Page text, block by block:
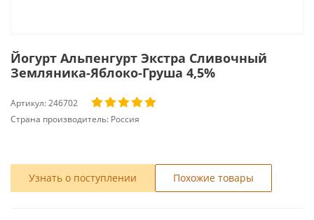
Йогурт Альпенгурт Экстра Сливочный
Земляника-Яблоко-Груша 4,5%
Артикул:246702
Страна производитель: Россия
Узнать о поступлении Похожие товары